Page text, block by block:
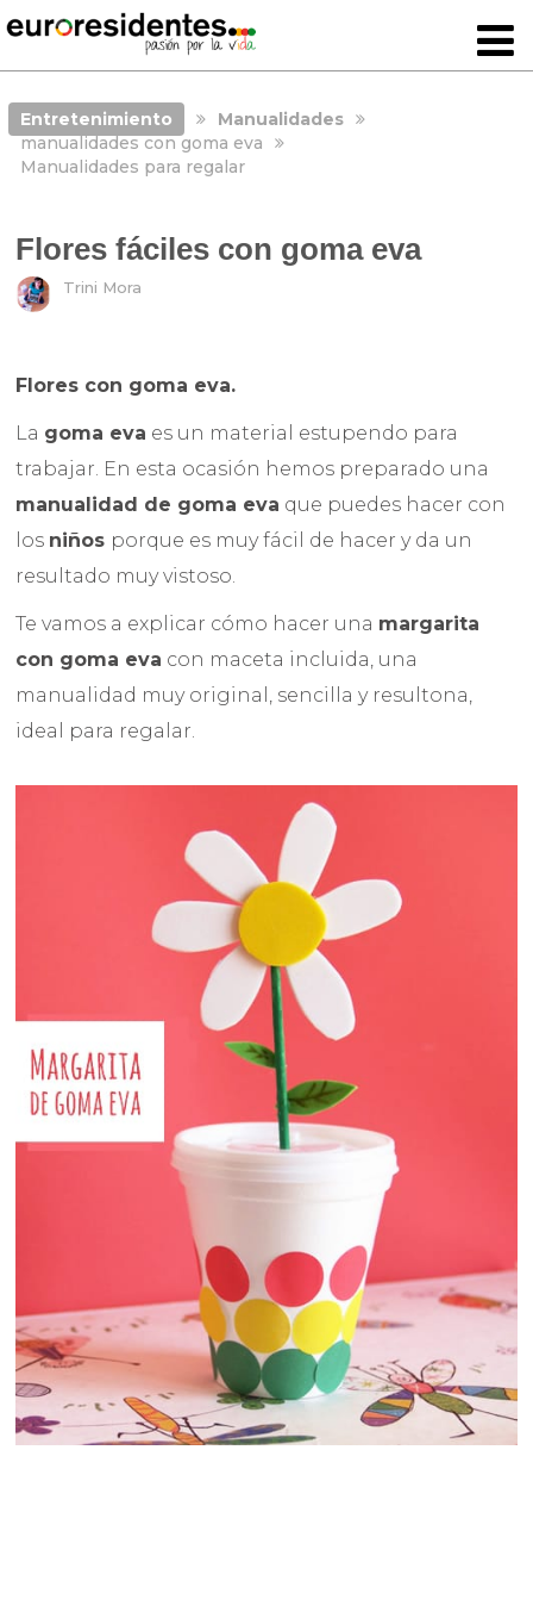
Entretenimiento
Manualidades
manualidades con goma eva
Manualidades para regalar
Flores fáciles con goma eva
Trini Mora
Flores con goma eva.
La goma eva es un material estupendo para
trabajar. En esta ocasión hemos preparado una
manualidad de goma eva que puedes hacer con
los niños porque es muy fácil de hacer y da un
resultado muy vistoso.
Te vamos a explicar cómo hacer una margarita
con goma eva con maceta incluida, una
manualidad muy original, sencilla y resultona,
ideal para regalar.